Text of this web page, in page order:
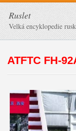
Ruslet
Velká encyklopedie
ATFTC FH-